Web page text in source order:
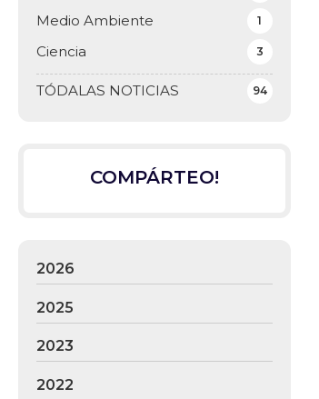
TÓDALAS NOTICIAS 94
Medio Ambiente 1
Ciencia 3
COMPÁRTEO!
2026
2025
2023
2022